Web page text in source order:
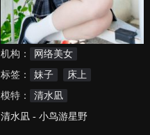
机构：
网络美女
标签：
妹子
床上
模特：
清水凪
清水凪 - 小鸟游星野